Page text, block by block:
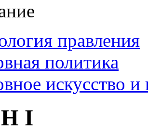
правления
политика
искусство и
I